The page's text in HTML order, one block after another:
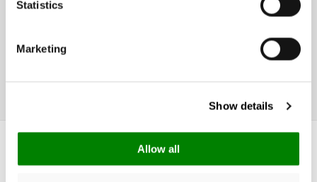
Statistics
Marketing
Show details
Allow all
Je kunt je op elk moment afmelden. Meer informatie in onze
privacyverklaring
. De kortingscode is inwisselbaar vanaf €40